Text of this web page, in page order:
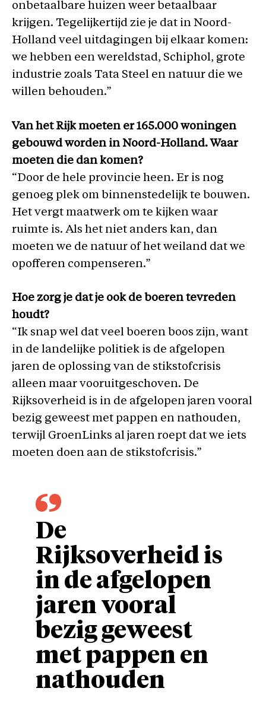
onbetaalbare huizen weer betaalbaar
krijgen. Tegelijkertijd zie je dat in Noord-
Holland veel uitdagingen bij elkaar komen:
we hebben een wereldstad, Schiphol, grote
industrie zoals Tata Steel en natuur die we
willen behouden.”
Van het Rijk moeten er 165.000 woningen
gebouwd worden in Noord-Holland. Waar
moeten die dan komen?
“Door de hele provincie heen. Er is nog
genoeg plek om binnenstedelijk te bouwen.
Het vergt maatwerk om te kijken waar
ruimte is. Als het niet anders kan, dan
moeten we de natuur of het weiland dat we
opofferen compenseren.”
Hoe zorg je dat je ook de boeren tevreden
houdt?
“Ik snap wel dat veel boeren boos zijn, want
in de landelijke politiek is de afgelopen
jaren de oplossing van de stikstofcrisis
alleen maar vooruitgeschoven. De
Rijksoverheid is in de afgelopen jaren vooral
bezig geweest met pappen en nathouden,
terwijl GroenLinks al jaren roept dat we iets
moeten doen aan de stikstofcrisis.”
De
Rijksoverheid is
in de afgelopen
jaren vooral
bezig geweest
met pappen en
nathouden